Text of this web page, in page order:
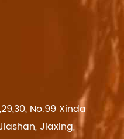
No.99 Xinda
Jiaxing,